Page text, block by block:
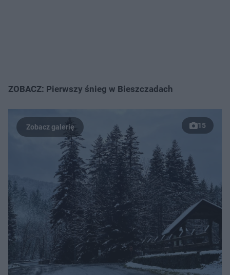
ZOBACZ: Pierwszy śnieg w Bieszczadach
15